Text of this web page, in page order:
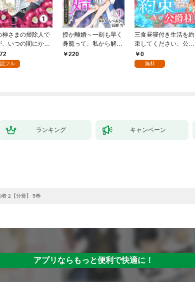
神さまの掃除人で
、いつの間にか花
して溺愛されてい
【単話】（１）
フル
授か離婚～一刻も早く
身籠って、私から解放
してさしあげます！1
220
三食昼寝付き生活を約
束してください、公爵
様 1話
0
無料
ランキング キャンペーン
者 2【分冊】 5巻
アプリならもっと便利で快適に！